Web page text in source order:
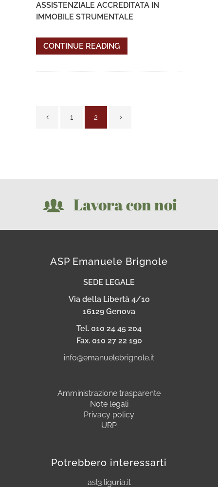
ASSISTENZIALE ACCREDITATA IN
IMMOBILE STRUMENTALE
CONTINUE READING
1 2
Lavora con noi
ASP Emanuele Brignole
SEDE LEGALE
Via della Libertà 4/1o
16129 Genova
Tel. 010 24 45 204
Fax. 010 27 22 190
info@emanuelebrignole.it
Amministrazione trasparente
Note legali
Privacy policy
URP
Potrebbero interessarti
asl3.liguria.it